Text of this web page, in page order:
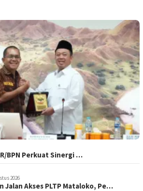
BPN Perkuat Sinergi …
2026
Jalan Akses PLTP Mataloko, Pe…